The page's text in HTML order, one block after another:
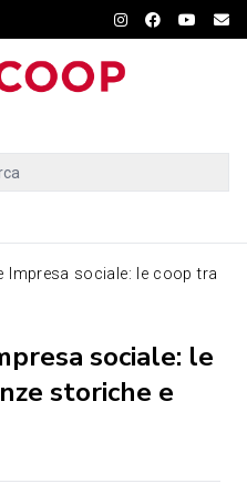
Impresa sociale: le coop tra
sociale: le
storiche e